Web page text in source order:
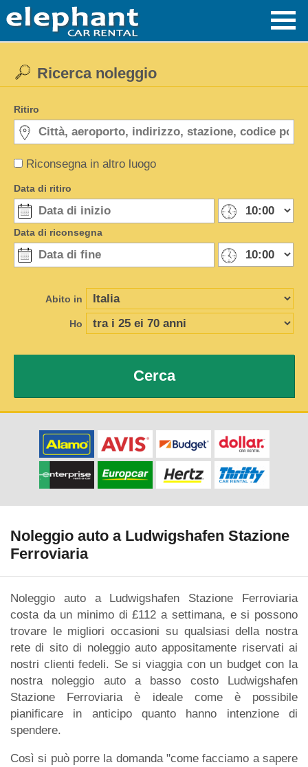
Riconsegna in altro luogo
Ricerca noleggio
Ritiro
Data di ritiro
Data di riconsegna
Abito in
Ho
Cerca
Noleggio auto a Ludwigshafen Stazione
Ferroviaria
Noleggio auto a Ludwigshafen Stazione Ferroviaria
costa da un minimo di £112 a settimana, e si possono
trovare le migliori occasioni su qualsiasi della nostra
rete di sito di noleggio auto appositamente riservati ai
nostri clienti fedeli. Se si viaggia con un budget con la
nostra noleggio auto a basso costo Ludwigshafen
Stazione Ferroviaria è ideale come è possibile
pianificare in anticipo quanto hanno intenzione di
spendere.
Così si può porre la domanda "come facciamo a sapere